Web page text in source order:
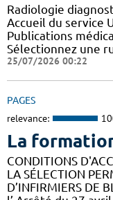
Radiologie
Accueil du service
Publications
Sélectionnez une
25/07/2026 00:22
PAGES
relevance:
La
CONDITIONS
LA SÉLECTION
D’INFIRMIERS DE